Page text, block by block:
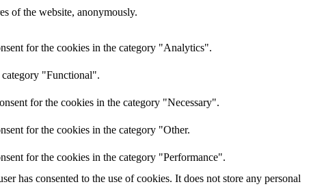
of the website, anonymously.
for the cookies in the category "Analytics".
category "Functional".
for the cookies in the category "Necessary".
for the cookies in the category "Other.
for the cookies in the category "Performance".
has consented to the use of cookies. It does not store any personal